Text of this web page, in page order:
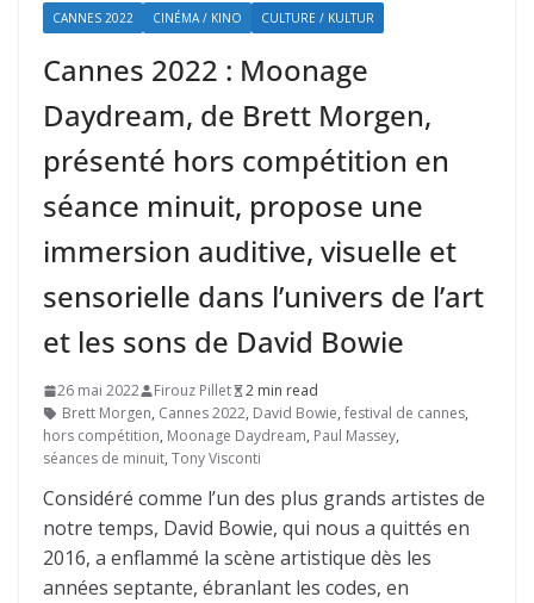
CANNES 2022 CINÉMA / KINO CULTURE / KULTUR
Cannes 2022 : Moonage
Daydream, de Brett Morgen,
présenté hors compétition en
séance minuit, propose une
immersion auditive, visuelle et
sensorielle dans l’univers de l’art
et les sons de David Bowie
26 mai 2022 Firouz Pillet
2 min read
Brett Morgen, Cannes 2022, David Bowie, festival de cannes,
hors compétition, Moonage Daydream, Paul Massey,
séances de minuit, Tony Visconti
Considéré comme l’un des plus grands artistes de
notre temps, David Bowie, qui nous a quittés en
2016, a enflammé la scène artistique dès les
années septante, ébranlant les codes, en